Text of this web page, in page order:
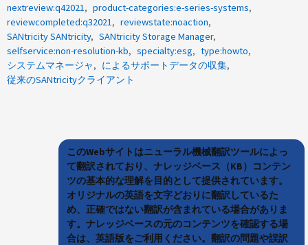
nextreview:q42021
product-categories:e-series-systems
reviewcompleted:q32021
reviewstate:noaction
SANtricity SANtricity
SANtricity Storage Manager
selfservice:non-resolution-kb
specialty:esg
type:howto
システムマネージャ
によるサポートデータの収集
従来のSANtricityクライアント
このWebサイトはニューラル機械翻訳ツールによっ
て翻訳されており、ナレッジベース（KB）コンテン
ツの基本的な理解を目的として提供されています。
オリジナルの英語を文字どおりに翻訳しているた
め、正確ではない翻訳が含まれている場合がありま
す。ナレッジベースの元のコンテンツを確認する場
合は、英語版をご利用ください。翻訳の問題や誤訳